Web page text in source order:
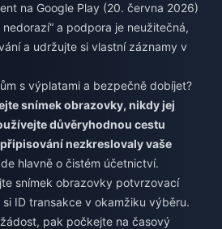
na Google Play (20. června 2026)
a podpora je neužitečná,
a udržujte si vlastní záznamy v
s výplatami a bezpečně dobíjet?
snímek obrazovky, nikdy jej
důvěryhodnou cestu
nezkreslovaly vaše
hlavně o čistém účetnictví.
snímek obrazovky potvrzovací
ID transakce v okamžiku výběru.
pak počkejte na časový